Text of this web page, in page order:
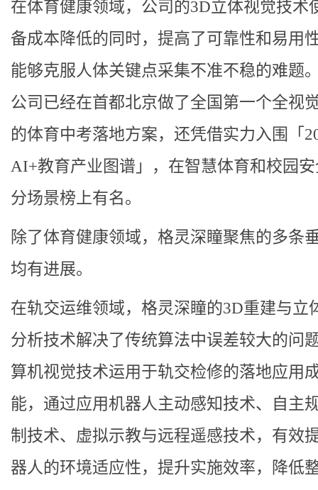
在体育健康领域，公司的3D立体视觉技术
备成本降低的同时，提高了可靠性和易用
能够克服人体关键点采集不准不稳的难题
公司已经在首都北京做了全国第一个全视
的体育中考落地方案，还凭借实力入围「
AI+教育产业图谱」，在智慧体育和校园
分场景榜上有名。
除了体育健康领域，格灵深瞳聚焦的多条
均有进展。
在轨交运维领域，格灵深瞳的3D重建与立
分析技术解决了传统算法中误差较大的问
算机视觉技术运用于轨交检修的落地应用
能，通过应用机器人主动感知技术、自主
制技术、虚拟示教与远程遥感技术，有效
器人的环境适应性，提升实施效率，降低